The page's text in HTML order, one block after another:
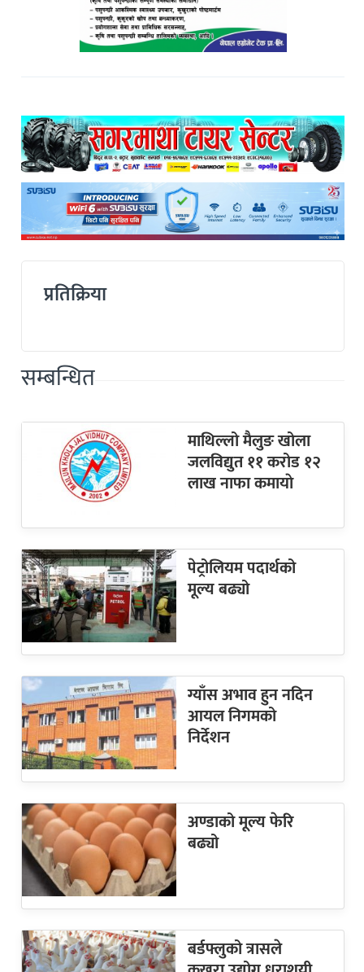
प्रतिक्रिया
सम्बन्धित
माथिल्लो मैलुङ खोला
जलविद्युत ११ करोड १२
लाख नाफा कमायाे
पेट्रोलियम पदार्थको
मूल्य बढ्यो
ग्याँस अभाव हुन नदिन
आयल निगमको
निर्देशन
अण्डाको मूल्य फेरि
बढ्यो
बर्डफ्लुको त्रासले